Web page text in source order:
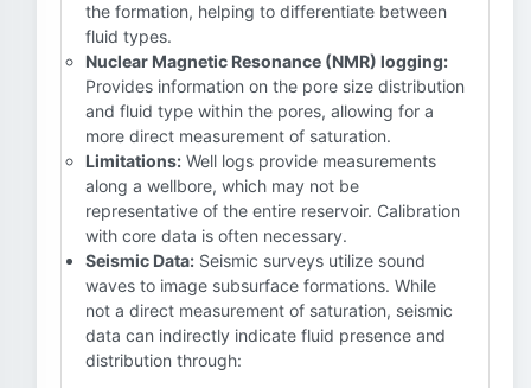
the formation, helping to differentiate between
fluid types.
Nuclear Magnetic Resonance (NMR) logging:
Provides information on the pore size distribution
and fluid type within the pores, allowing for a
more direct measurement of saturation.
Limitations: Well logs provide measurements
along a wellbore, which may not be
representative of the entire reservoir. Calibration
with core data is often necessary.
Seismic Data: Seismic surveys utilize sound
waves to image subsurface formations. While
not a direct measurement of saturation, seismic
data can indirectly indicate fluid presence and
distribution through: